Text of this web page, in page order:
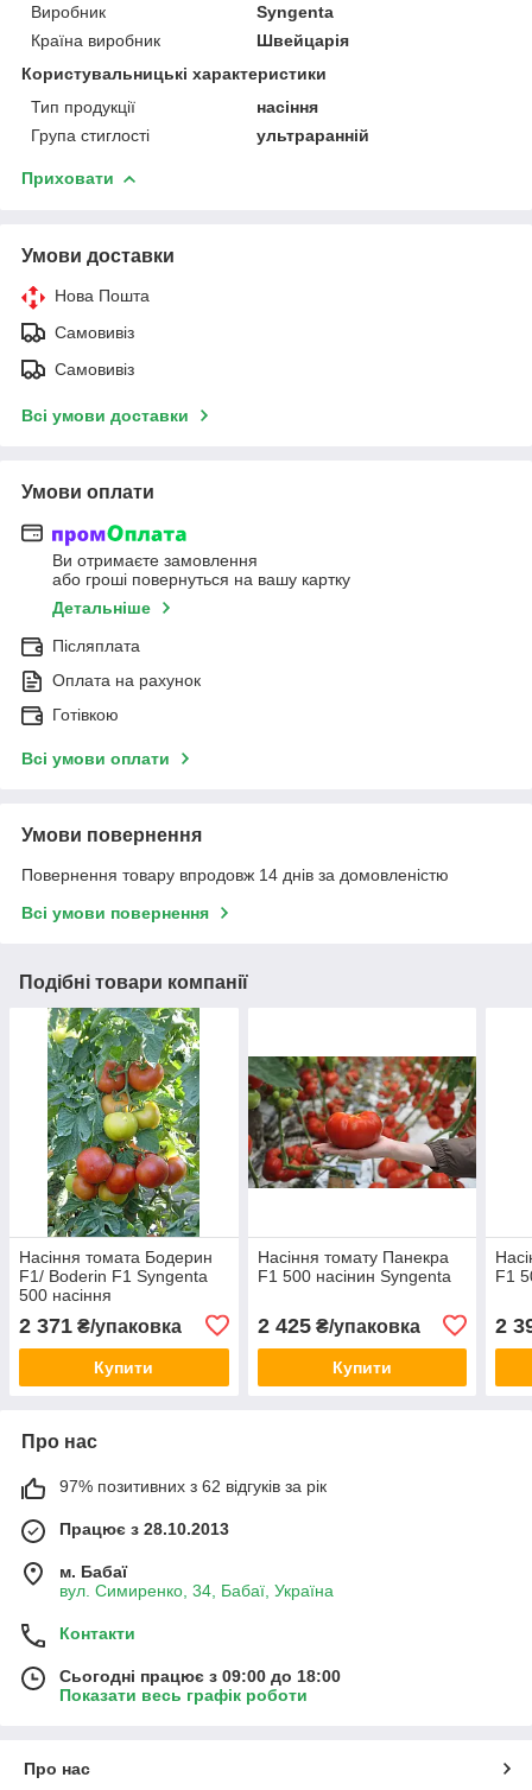
Виробник
Syngenta
Країна виробник
Швейцарія
Користувальницькі характеристики
Тип продукції
насіння
Група стиглості
ультраранній
Приховати
Умови доставки
Нова Пошта
Самовивіз
Самовивіз
Всі умови доставки
Умови оплати
Ви отримаєте замовлення
або гроші повернуться на вашу картку
Детальніше
Післяплата
Оплата на рахунок
Готівкою
Всі умови оплати
Умови повернення
Повернення товару впродовж 14 днів за домовленістю
Всі умови повернення
Подібні товари компанії
Насіння томата Бодерин
F1/ Boderin F1 Syngenta
500 насіння
2 371 ₴/упаковка
Купити
Насіння томату Панекра
F1 500 насінин Syngenta
2 425₴/упаковка
Купити
F1
2
Про нас
97% позитивних з 62 відгуків за рік
Працює з 28.10.2013
м. Бабаї
вул. Симиренко, 34, Бабаї, Україна
Контакти
Сьогодні працює з 09:00 до 18:00
Показати весь графік роботи
Про нас